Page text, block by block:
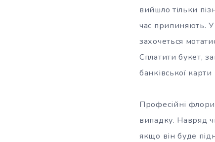
вийшло тільки
час припиняють. У
захочеться
Сплатити букет,
банківської
Професійні
випадку. Навряд
якщо він буде